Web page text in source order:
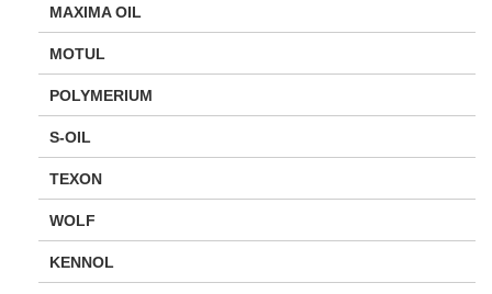
MAXIMA OIL
MOTUL
POLYMERIUM
S-OIL
TEXON
WOLF
KENNOL